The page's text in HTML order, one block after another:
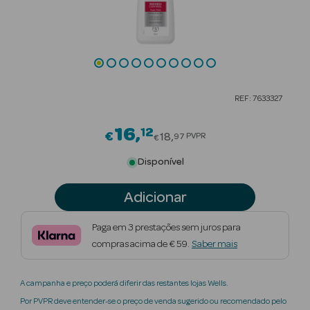
Beauty Season
Beauty Season
Beauty Season
Beauty Season
REF: 7633327
€16 12Price reduced from
€18 97 PVPR
Disponível
Adicionar
Paga em 3 prestações sem juros para
compras acima de € 59. Saber mais
A campanha e preço poderá diferir das restantes lojas Wells.
Por PVPR deve entender-se o preço de venda sugerido ou recomendado pelo